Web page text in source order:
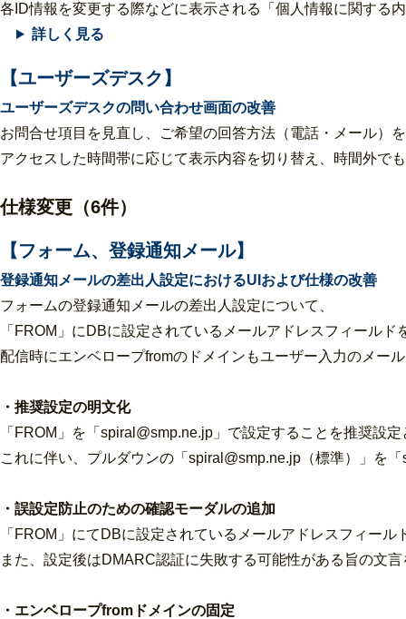
各ID情報を変更する際などに表示される「個人情報に関する
詳しく見る
【ユーザーズデスク】
ユーザーズデスクの問い合わせ画面の改善
お問合せ項目を見直し、ご希望の回答方法（電話・メール）
アクセスした時間帯に応じて表示内容を切り替え、時間外で
仕様変更（6件）
【フォーム、登録通知メール】
登録通知メールの差出人設定におけるUIおよび仕様の改善
フォームの登録通知メールの差出人設定について、
「FROM」にDBに設定されているメールアドレスフィールド
配信時にエンベロープfromのドメインもユーザー入力のメー
・推奨設定の明文化
「FROM」を「spiral@smp.ne.jp」で設定することを推奨設
これに伴い、プルダウンの「spiral@smp.ne.jp（標準）」を
・誤設定防止のための確認モーダルの追加
「FROM」にてDBに設定されているメールアドレスフィー
また、設定後はDMARC認証に失敗する可能性がある旨の文
・エンベロープfromドメインの固定